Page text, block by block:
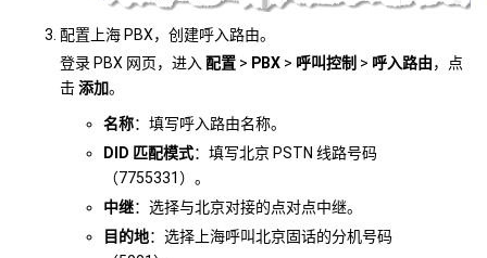
配置上海 PBX，创建呼入路由。
登录 PBX 网页，进入 配置 > PBX > 呼叫控制 > 呼入路由，点
击添加。
名称：填写呼入路由名称。
DID 匹配模式：填写北京 PSTN 线路号码
（7755331）。
中继：选择与北京对接的点对点中继。
目的地：选择上海呼叫北京固话的分机号码